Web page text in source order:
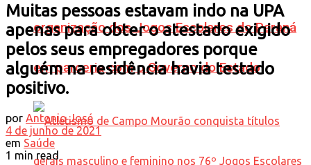
organização dos Jogos Escolares do Paraná
em parceria com o Governo do Estado
Muitas pessoas estavam indo na UPA
apenas para obter o atestado exigido
pelos seus empregadores porque
alguém na residência havia testado
positivo.
por Antonio José
4 de junho de 2021
em Saúde
1 min read